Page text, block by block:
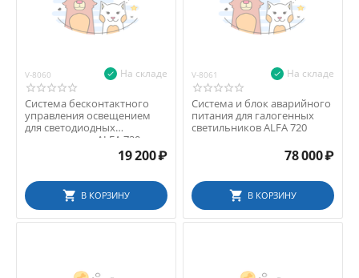
V-8060 На складе
Система бесконтактного
управления освещением
для светодиодных
светильников ALFA 720
19 200₽
В КОРЗИНУ
V-8061 На складе
Система и блок аварийного
питания для галогенных
светильников ALFA 720
78 000₽
В КОРЗИНУ